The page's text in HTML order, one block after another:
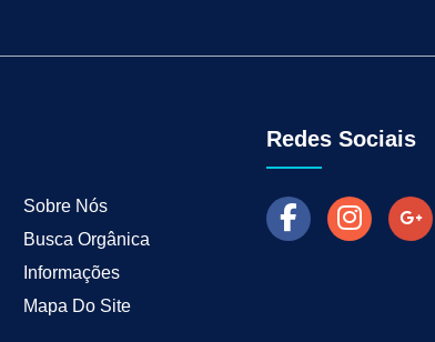
Marketing Industrial B2B Marketing para Empresas
Como
Sobre Nós
Busca Orgânica
Informações
Mapa Do Site
Redes Sociais